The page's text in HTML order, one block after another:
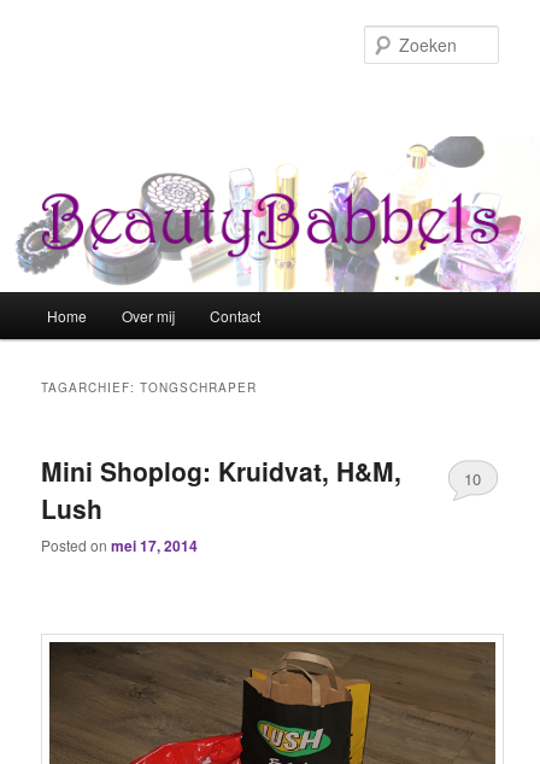
Spring naar de primaire inhoud
Spring naar de secundaire inhoud
Home Over mij Contact
TAGARCHIEF:TONGSCHRAPER
Mini Shoplog: Kruidvat, H&M,
Lush
Posted onmei 17, 2014
10